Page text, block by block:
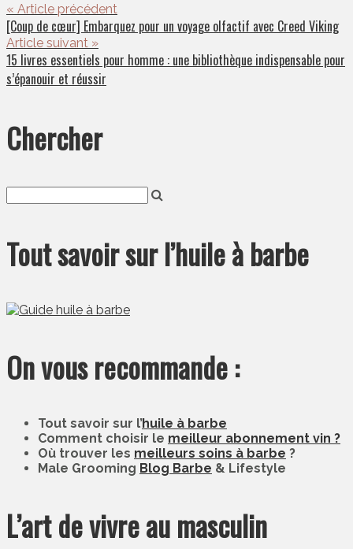
« Article précédent
[Coup de cœur] Embarquez pour un voyage olfactif avec Creed Viking
Article suivant »
15 livres essentiels pour homme : une bibliothèque indispensable pour
s’épanouir et réussir
Chercher
Tout savoir sur l’huile à barbe
On vous recommande :
Tout savoir sur l’huile à barbe
Comment choisir le meilleur abonnement vin ?
Où trouver les meilleurs soins à barbe ?
Male Grooming Blog Barbe & Lifestyle
L’art de vivre au masculin